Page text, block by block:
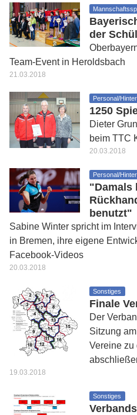
der
Team-Event in Heroldsbach
21.03.2018
Personal/
1250
Dieter
beim TTC
20.03.2018
Personal/
"Damals
benutzt"
Sabine Winter spricht im
in Bremen, ihre eigene
Facebook-Videos
20.03.2018
Sonstiges
Finale
Der
Sitzung
Vereine zu
19.03.2018
Sonstiges